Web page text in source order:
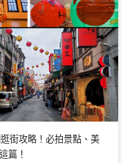
街攻略！必拍景點、美
篇！